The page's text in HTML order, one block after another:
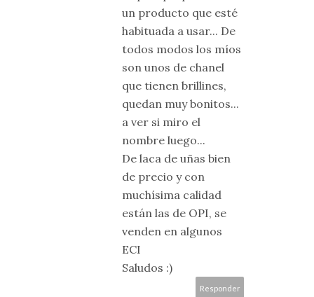
un producto que esté
habituada a usar... De
todos modos los míos
son unos de chanel
que tienen brillines,
quedan muy bonitos...
a ver si miro el
nombre luego...
De laca de uñas bien
de precio y con
muchísima calidad
están las de OPI, se
venden en algunos
ECI
Saludos :)
Responder